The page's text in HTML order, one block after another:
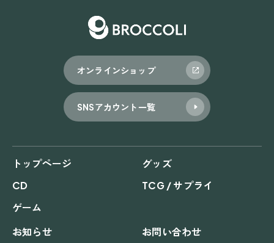
オンラインショップ
SNSアカウント一覧
トップページ
グッズ
CD
TCG / サプライ
ゲーム
お知らせ
お問い合わせ